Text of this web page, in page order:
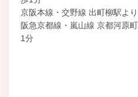
京阪本線・交野線 出町柳駅よ
阪急京都線・嵐山線 京都河原
1分